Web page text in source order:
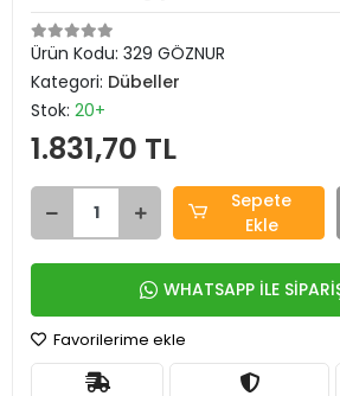
Ürün Kodu: 329 GÖZNUR
Kategori: Dübeller
Stok: 20+
1.831,70 TL
Sepete
Ekle
WHATSAPP İLE
Favorilerime ekle